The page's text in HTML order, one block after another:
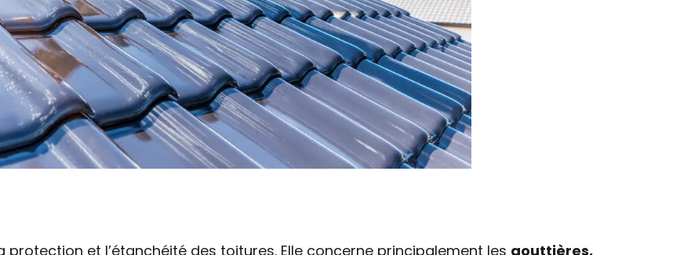
protection et l’étanchéité des toitures. Elle concerne principalement les gouttières,